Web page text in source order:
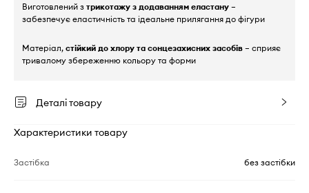
Виготовлений з трикотажу з додаванням еластану –
забезпечує еластичність та ідеальне прилягання до фігури
Матеріал, стійкий до хлору та сонцезахисних засобів – сприяє
тривалому збереженню кольору та форми
Деталі товару
Характеристики товару
Застібка без застібки